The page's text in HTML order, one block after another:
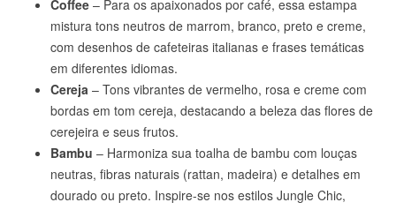
Coffee – Para os apaixonados por café, essa estampa
mistura tons neutros de marrom, branco, preto e creme,
com desenhos de cafeteiras italianas e frases temáticas
em diferentes idiomas.
Cereja – Tons vibrantes de vermelho, rosa e creme com
bordas em tom cereja, destacando a beleza das flores de
cerejeira e seus frutos.
Bambu – Harmoniza sua toalha de bambu com louças
neutras, fibras naturais (rattan, madeira) e detalhes em
dourado ou preto. Inspire-se nos estilos Jungle Chic,